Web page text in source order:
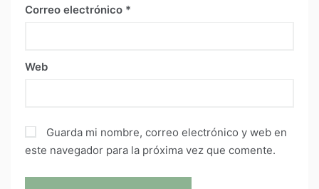
Correo electrónico *
Web
Guarda mi nombre, correo electrónico y web en
este navegador para la próxima vez que comente.